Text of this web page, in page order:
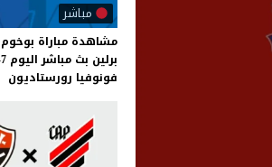
مباشر
مشاهدة مباراة بوخوم
برلين بث مباشر اليوم 7-8-2026
فونوفيا رورستاديون